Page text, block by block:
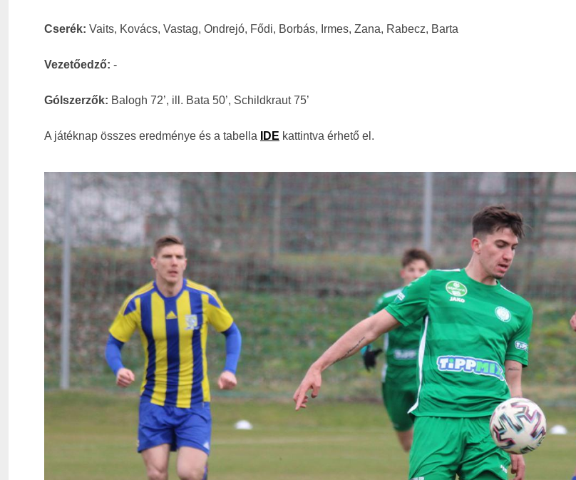
Cserék: Vaits, Kovács, Vastag, Ondrejó, Fődi, Borbás, Irmes, Zana, Rabecz, Barta
Vezetőedző: -
Gólszerzők: Balogh 72’, ill. Bata 50’, Schildkraut 75’
A játéknap összes eredménye és a tabella IDE kattintva érhető el.